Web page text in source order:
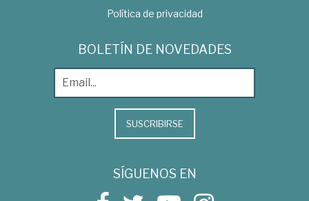
Política de privacidad
BOLETÍN DE NOVEDADES
SUSCRIBIRSE
SÍGUENOS EN